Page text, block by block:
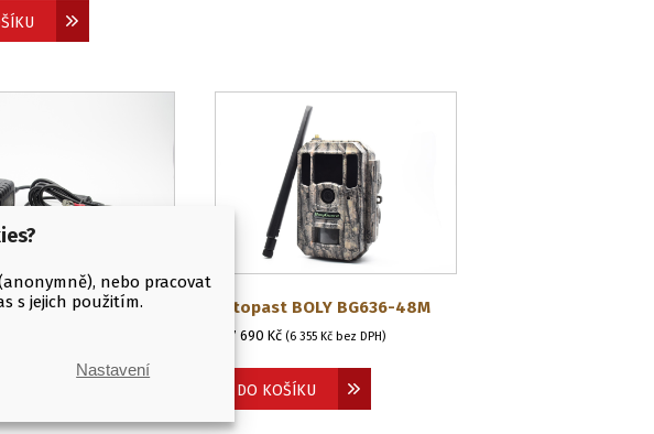
nebo pracovat
s jejich použitím.
Nastavení
adaptér 6V/1.5A
Fotopast BOLY BG636-48M
7 690 Kč (6 355 Kčbez DPH)
DO KOŠÍKU